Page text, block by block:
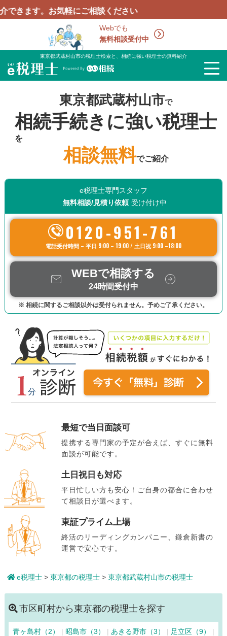
Webでも
無料相談受付中
お気軽にご相談ください
東京都武蔵村山市の税理士検索と、相続に強い税理士の無料紹介
東京都武蔵村山市で
相続手続きに強い税理士
を
相談無料でご紹介
e税理士専門スタッフ
無料相談/見積り依頼 受け付け中
0120-951-761
電話受付時間 – 平日 9:00 – 19:00 / 土日祝 9:00 –18:00
WEBで相談する
24時間受付中
※ 相続に関するご相談以外は受付られません。予めご了承ください。
最短で当日面談可
提携する専門家の予定が合えば、すぐに無料
面談が可能です。
土日祝日も対応
平日忙しい方も安心！ご自身の都合に合わせ
て相談日が選べます。
東証プライム上場
終活のリーディングカンパニー、鎌倉新書の
運営で安心です。
e税理士> 東京都の税理士> 東京都武蔵村山市の税理士
市区町村から東京都の税理士を探す
青ヶ島村（2） 昭島市（3） あきる野市（3）
足立区（9）